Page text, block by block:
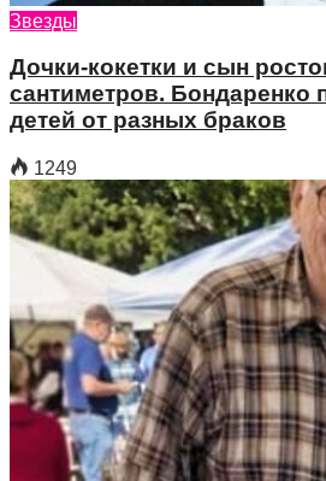
Звезды
Дочки-кокетки и сын
сантиметров. Бондаренко
детей от разных браков
1249